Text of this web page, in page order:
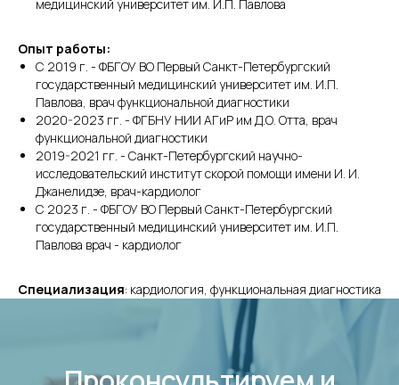
медицинский университет им. И.П. Павлова
Опыт работы:
С 2019 г. - ФБГОУ ВО Первый Санкт-Петербургский
государственный медицинский университет им. И.П.
Павлова, врач функциональной диагностики
2020-2023 гг. - ФГБНУ НИИ АГиР им Д.О. Отта, врач
функциональной диагностики
2019-2021 гг. - Санкт-Петербургский научно-
исследовательский институт скорой помощи имени И. И.
Джанелидзе, врач-кардиолог
С 2023 г. - ФБГОУ ВО Первый Санкт-Петербургский
государственный медицинский университет им. И.П.
Павлова врач - кардиолог
Специализация: кардиология, функциональная диагностика